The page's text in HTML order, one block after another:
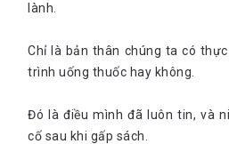
lành.
Chỉ là bản thân chúng ta có
trình uống thuốc hay không.
Đó là điều mình đã luôn tin, và
cố sau khi gấp sách.